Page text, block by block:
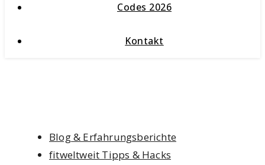
Codes 2026
Kontakt
Blog & Erfahrungsberichte
fitweltweit Tipps & Hacks